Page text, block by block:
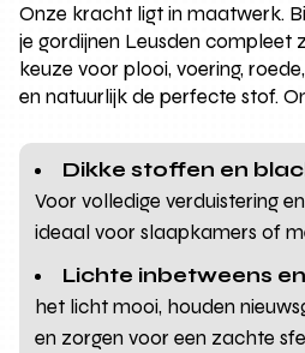
Onze kracht ligt in maatwerk.
je gordijnen Leusden compleet
keuze voor plooi, voering,
en natuurlijk de perfecte stof.
Dikke stoffen en
Voor volledige verduistering
ideaal voor slaapkamers of
Lichte inbetweens
het licht mooi, houden
en zorgen voor een zachte